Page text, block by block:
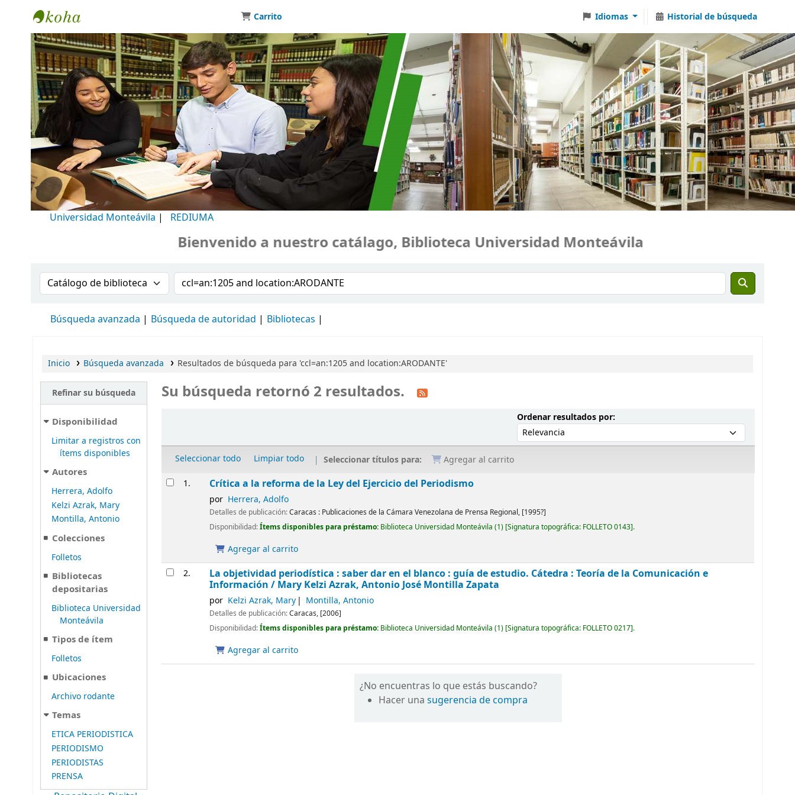
Biblioteca Universidad Monteávila
Carrito Idiomas Historial de búsqueda
Universidad Monteávila | REDIUMA
Bienvenido a nuestro catálago, Biblioteca Universidad Monteávila
Buscar en el catálogo por:Buscar en el catálogo
Búsqueda avanzada Búsqueda de autoridad Bibliotecas
Inicio Búsqueda avanzada Resultados de búsqueda para 'ccl=an:1205 and location:ARODANTE'
Refinar su búsqueda
Disponibilidad
Limitar a registros con
ítems disponibles
Autores
Herrera, Adolfo
Kelzi Azrak, Mary
Montilla, Antonio
Colecciones
Folletos
Bibliotecas
depositarias
Biblioteca Universidad
Monteávila
Tipos de ítem
Folletos
Ubicaciones
Archivo rodante
Temas
ETICA PERIODISTICA
PERIODISMO
PERIODISTAS
PRENSA
Su búsqueda retornó 2 resultados.
Ordenar resultados por:Ordenar por:
Seleccionar todo Limpiar todo Seleccionar títulos para: Agregar al carrito
Resultados
1. Crítica a la reforma de la Ley del Ejercicio del Periodismo
por Herrera, Adolfo
Detalles de publicación:Caracas : Publicaciones de la Cámara Venezolana de Prensa Regional, [1995?]
Disponibilidad:Ítems disponibles para préstamo: Biblioteca Universidad Monteávila (1) Signatura topográfica: FOLLETO 0143 .
Agregar al carrito
2.
La objetividad periodística : saber dar en el blanco : guía de estudio. Cátedra : Teoría de la Comunicación e
Información / Mary Kelzi Azrak, Antonio José Montilla Zapata
por Kelzi Azrak, Mary Montilla, Antonio
Detalles de publicación:Caracas, [2006]
Disponibilidad:Ítems disponibles para préstamo: Biblioteca Universidad Monteávila (1) Signatura topográfica: FOLLETO 0217 .
Agregar al carrito
¿No encuentras lo que estás buscando?
Hacer unasugerencia de compra